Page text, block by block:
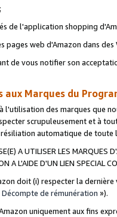
de l'application shopping
pages web d'Amazon dans
de vous notifier son
aux Marques du
l'utilisation des marques que
scrupuleusement et à
automatique de
A UTILISER LES MARQUES
A L'AIDE D'UN LIEN SPECIAL
doit (i) respecter la
Décompte de rémunération »).
uniquement aux fins